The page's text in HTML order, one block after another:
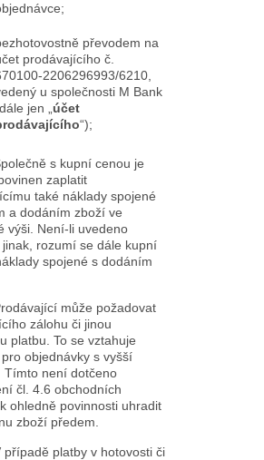
převodem na
prodávajícího č.
2206296993/6210,
u společnosti M Bank
jen „ účet
“);
s kupní cenou je
zaplatit
také náklady spojené
a dodáním zboží ve
výši. Není-li uvedeno
jinak, rozumí se dále kupní
spojené s dodáním
může požadovat
zálohu či jinou
platbu. To se vztahuje
objednávky s vyšší
není dotčeno
čl. 4.6 obchodních
ohledně povinnosti uhradit
zboží předem.
platby v hotovosti či